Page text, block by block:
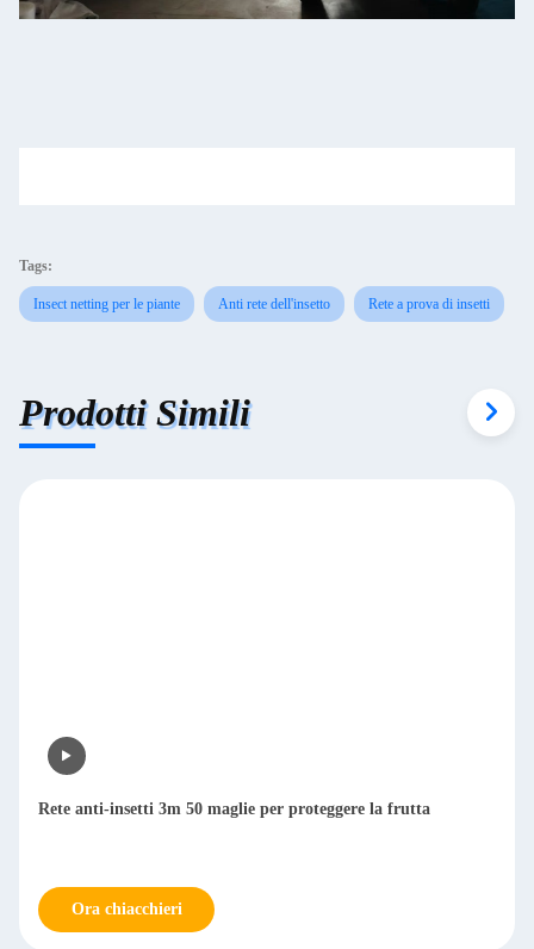
Tags:
Insect netting per le piante Anti rete dell'insetto Rete a prova di insetti
Prodotti Simili
Rete anti-insetti 3m 50 maglie per proteggere la frutta
Ora chiacchieri